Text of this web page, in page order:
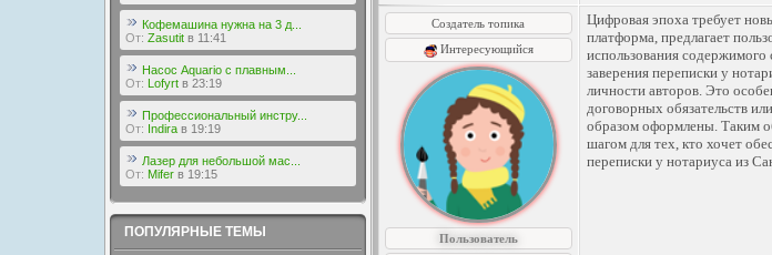
Кофемашина нужна на 3 д...
От: Zasutit в 11:41
Насос Aquario с плавным...
От: Lofyrt в 23:19
Профессиональный инстру...
От: Indira в 19:19
Лазер для небольшой мас...
От: Mifer в 19:15
ПОПУЛЯРНЫЕ ТЕМЫ
Создатель топика
Интересующийся
Пользователь
Цифровая эпоха требует
платформа, предлагает
использования содержимого
заверения переписки у
личности авторов. Это
договорных обязательств
образом оформлены. Таким
шагом для тех, кто хочет
переписки у нотариуса из